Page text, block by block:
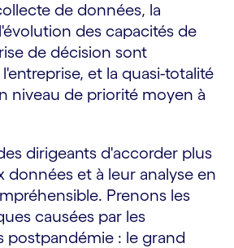
de données, la
des capacités de
de décision sont
et la quasi-totalité
niveau de priorité moyen à
dirigeants d'accorder plus
données et à leur analyse en
Prenons les
causées par les
postpandémie : le grand